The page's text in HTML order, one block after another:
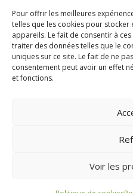
Pour offrir les meilleures
telles que les cookies pour
appareils. Le fait de consentir à
traiter des données telles que le
uniques sur ce site. Le fait de ne
consentement peut avoir un effet
et fonctions.
Voir les
Copyright © 2025 Golf Martial
Toute reproduction de ce texte